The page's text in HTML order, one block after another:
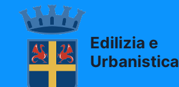
Salta
contenuto
Edilizia e
Urbanistica